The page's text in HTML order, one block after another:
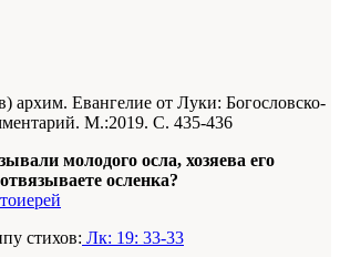
архим. Евангелие от Луки: Богословско-
М.:2019. С. 435-436
молодого осла, хозяева его
осленка?
стихов: Лк: 19: 33-33